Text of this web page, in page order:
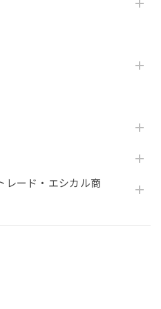
レード・エシカル商